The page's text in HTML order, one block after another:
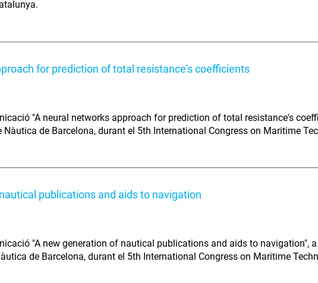
for prediction of total resistance's coefficients
"A neural networks approach for prediction of total resistance's
de Barcelona, durant el 5th International Congress on Maritime
publications and aids to navigation
"A new generation of nautical publications and aids to navigation",
de Barcelona, durant el 5th International Congress on Maritime